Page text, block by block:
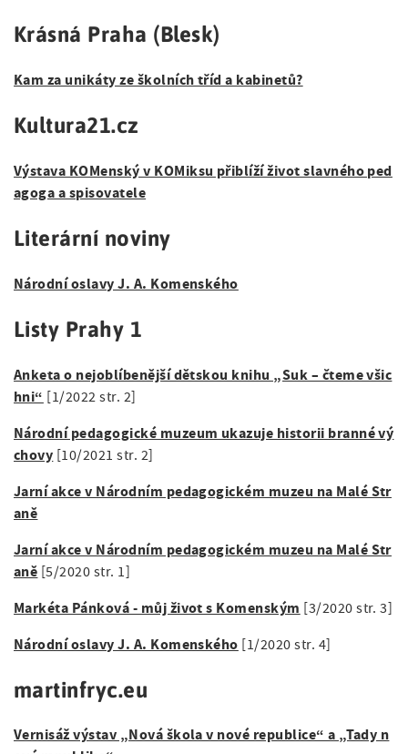
Krásná Praha (Blesk)
Kam za unikáty ze školních tříd a kabinetů?
Kultura21.cz
Výstava KOMenský v KOMiksu přiblíží život slavného ped
agoga a spisovatele
Literární noviny
Národní oslavy J. A. Komenského
Listy Prahy 1
Anketa o nejoblíbenější dětskou knihu „Suk – čteme všic
hni“ [1/2022 str. 2]
Národní pedagogické muzeum ukazuje historii branné vý
chovy [10/2021 str. 2]
Jarní akce v Národním pedagogickém muzeu na Malé Str
aně
Jarní akce v Národním pedagogickém muzeu na Malé Str
aně [5/2020 str. 1]
Markéta Pánková - můj život s Komenským [3/2020 str. 3]
Národní oslavy J. A. Komenského [1/2020 str. 4]
martinfryc.eu
Vernisáž výstav „Nová škola v nové republice“ a „Tady n